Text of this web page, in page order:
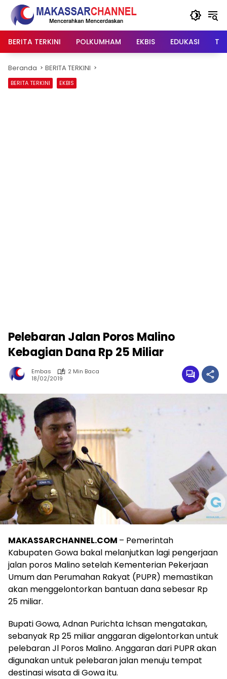
Langsung
konten
BERITA TERKINI
POLKUMHAM EKBIS EDUKASI
Beranda BERITA TERKINI
BERITA TERKINI EKBIS
Pelebaran Jalan Poros Malino
Kebagian Dana Rp 25 Miliar
Embas
2 Min Baca
18/02/2019
MAKASSARCHANNEL.COM – Pemerintah
Kabupaten Gowa bakal melanjutkan lagi pengerjaan
jalan poros Malino setelah Kementerian Pekerjaan
Umum dan Perumahan Rakyat (PUPR) memastikan
akan menggelontorkan bantuan dana sebesar Rp
25 miliar.
Bupati Gowa, Adnan Purichta Ichsan mengatakan,
sebanyak Rp 25 miliar anggaran digelontorkan untuk
pelebaran Jl Poros Malino. Anggaran dari PUPR akan
digunakan untuk pelebaran jalan menuju tempat
destinasi wisata di Gowa itu.